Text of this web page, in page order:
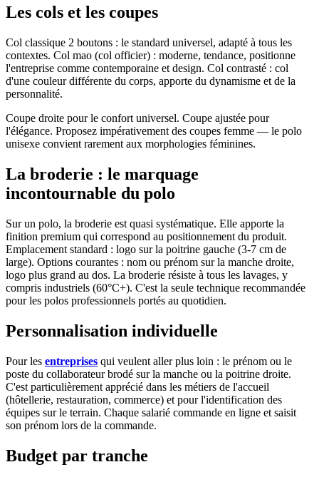
Les cols et les coupes
Col classique 2 boutons : le standard universel, adapté à tous les
contextes. Col mao (col officier) : moderne, tendance, positionne
l'entreprise comme contemporaine et design. Col contrasté : col
d'une couleur différente du corps, apporte du dynamisme et de la
personnalité.
Coupe droite pour le confort universel. Coupe ajustée pour
l'élégance. Proposez impérativement des coupes femme — le polo
unisexe convient rarement aux morphologies féminines.
La broderie : le marquage
incontournable du polo
Sur un polo, la broderie est quasi systématique. Elle apporte la
finition premium qui correspond au positionnement du produit.
Emplacement standard : logo sur la poitrine gauche (3-7 cm de
large). Options courantes : nom ou prénom sur la manche droite,
logo plus grand au dos. La broderie résiste à tous les lavages, y
compris industriels (60°C+). C'est la seule technique recommandée
pour les polos professionnels portés au quotidien.
Personnalisation individuelle
Pour les entreprises qui veulent aller plus loin : le prénom ou le
poste du collaborateur brodé sur la manche ou la poitrine droite.
C'est particulièrement apprécié dans les métiers de l'accueil
(hôtellerie, restauration, commerce) et pour l'identification des
équipes sur le terrain. Chaque salarié commande en ligne et saisit
son prénom lors de la commande.
Budget par tranche